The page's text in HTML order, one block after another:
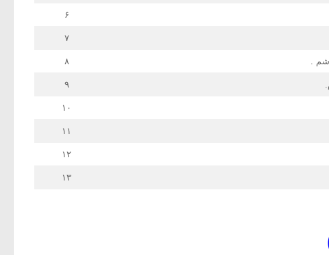
۶
۷
. ۸
۹
۱۰
۱۱
۱۲
۱۳